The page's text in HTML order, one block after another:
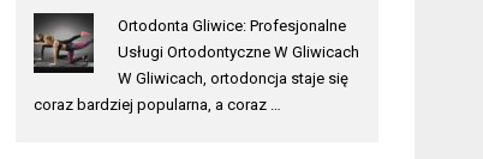
Ortodonta Gliwice: Profesjonalne
Usługi Ortodontyczne W Gliwicach
W Gliwicach, ortodoncja staje się
coraz bardziej popularna, a coraz …